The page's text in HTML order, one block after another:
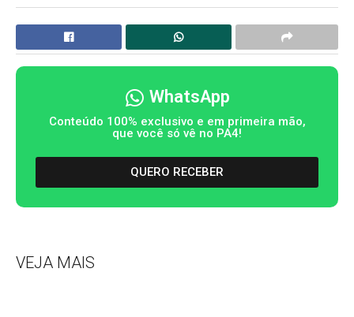
WhatsApp
Conteúdo 100% exclusivo e em primeira mão,
que você só vê no PA4!
QUERO RECEBER
VEJA MAIS